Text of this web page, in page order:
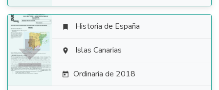

 Historia de España
 Islas Canarias
 Ordinaria de 2018